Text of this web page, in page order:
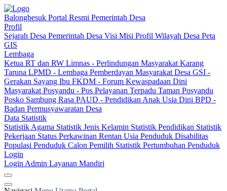
Balongbesuk Portal Resmi Pemerintah Desa
Profil
Sejarah Desa Pemerintah Desa Visi Misi Profil Wilayah Desa Peta
GIS
Lembaga
Ketua RT dan RW Limnas - Perlindungan Masyarakat Karang
Taruna LPMD - Lembaga Pemberdayan Masyarakat Desa GSI -
Gerakan Sayang Ibu FKDM - Forum Kewaspadaan Dini
Masyarakat Posyandu - Pos Pelayanan Terpadu Taman Posyandu
Posko Sambung Rasa PAUD - Pendidikan Anak Usia Dini BPD -
Badan Permusyawaratan Desa
Data Statistik
Statistik Agama Statistik Jenis Kelamin Statistik Pendidikan Statistik
Pekerjaan Status Perkawinan Rentan Usia Penduduk Disabilitas
Populasi Penduduk Calon Pemilih Statistik Pertumbuhan Penduduk
Login
Login Admin Layanan Mandiri